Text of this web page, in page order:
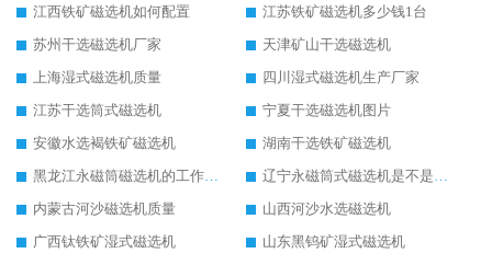
江西铁矿磁选机如何配置
江苏铁矿磁选机多少钱1台
苏州干选磁选机厂家
天津矿山干选磁选机
上海湿式磁选机质量
四川湿式磁选机生产厂家
江苏干选筒式磁选机
宁夏干选磁选机图片
安徽水选褐铁矿磁选机
湖南干选铁矿磁选机
黑龙江永磁筒磁选机的工作原理
辽宁永磁筒式磁选机是不是强磁
内蒙古河沙磁选机质量
山西河沙水选磁选机
广西钛铁矿湿式磁选机
山东黑钨矿湿式磁选机